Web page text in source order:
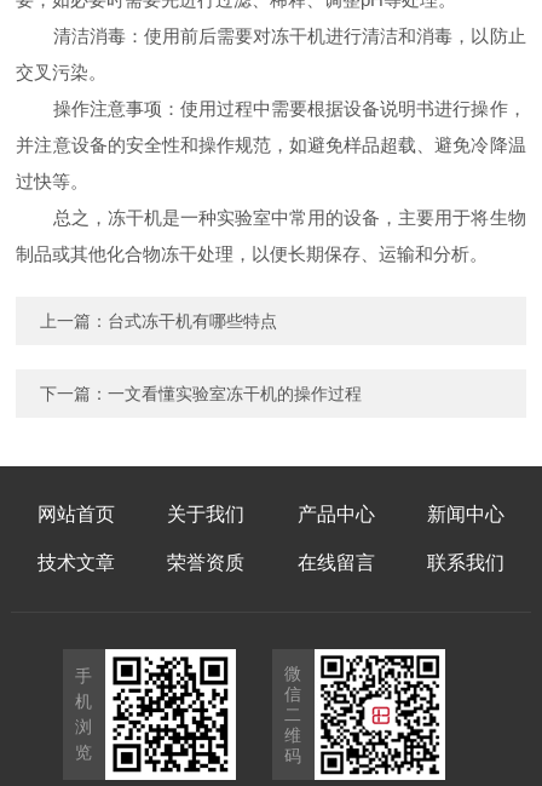
清洁消毒：使用前后需要对冻干机进行清洁和消毒，以防止
交叉污染。
操作注意事项：使用过程中需要根据设备说明书进行操作，
并注意设备的安全性和操作规范，如避免样品超载、避免冷降温
过快等。
总之，冻干机是一种实验室中常用的设备，主要用于将生物
制品或其他化合物冻干处理，以便长期保存、运输和分析。
上一篇： 台式冻干机有哪些特点
下一篇：一文看懂实验室冻干机的操作过程
网站首页 关于我们 产品中心 新闻中心
技术文章 荣誉资质 在线留言 联系我们
手
机
浏
览
微
信
二
维
码